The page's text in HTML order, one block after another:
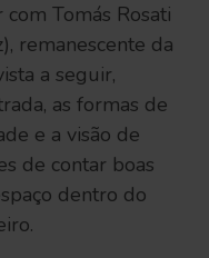
Tomás Rosati
remanescente da
a seguir,
as formas de
e a visão de
de contar boas
dentro do